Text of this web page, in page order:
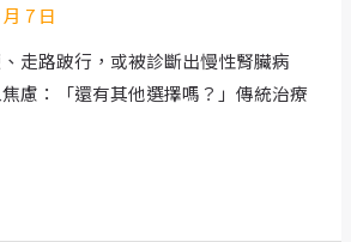
7 日
走路跛行，或被診斷出慢性腎臟病
慮：「還有其他選擇嗎？」傳統治療